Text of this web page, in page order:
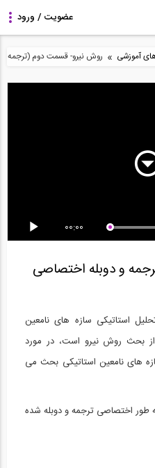
آموزشی » روش نیرو- قسمت دوم (ترجمه و
کنترل
و...
4:54
00:00
و دوبله اختصاصی
استاتیکی سازه های نامعین
بحث روش نیرو است، در مورد
های نامعین استاتیکی بحث می
فیلم توسط تیم مترجمین 808 به طور اختصاصی ترجمه و دوبله شده